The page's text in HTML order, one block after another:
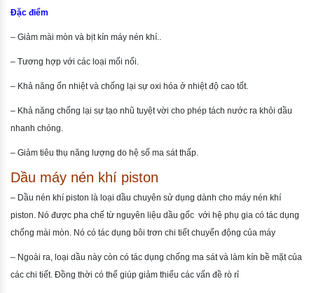
Đặc điểm
– Giảm mài mòn và bịt kín máy nén khí..
– Tương hợp với các loại mối nối.
– Khả năng ổn nhiệt và chống lại sự oxi hóa ở nhiệt độ cao tốt.
– Khả năng chống lại sự tạo nhũ tuyệt vời cho phép tách nước ra khỏi dầu
nhanh chóng.
– Giảm tiêu thụ năng lượng do hệ số ma sát thấp.
Dầu máy nén khí piston
– Dầu nén khí piston là loại dầu chuyên sử dụng dành cho máy nén khí
piston. Nó được pha chế từ nguyên liệu dầu gốc với hệ phụ gia có tác dụng
chống mài mòn. Nó có tác dụng bôi trơn chi tiết chuyển động của máy
– Ngoài ra, loại dầu này còn có tác dụng chống ma sát và làm kín bề mặt của
các chi tiết. Đồng thời có thể giúp giảm thiểu các vấn đề rò rỉ